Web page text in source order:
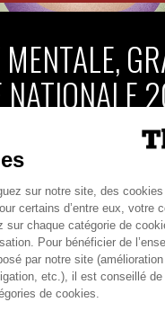
NATIONALE
enquête :
ils contre la
du Grand Prix
| La grande
France & Chief
The Adecco Group